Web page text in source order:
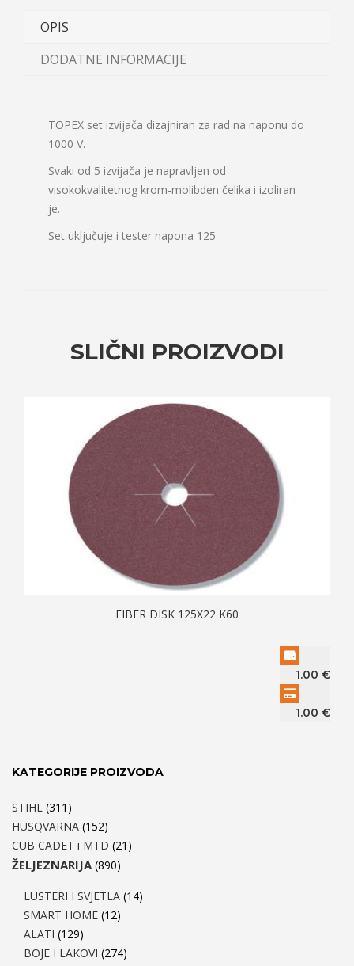
OPIS
DODATNE INFORMACIJE
TOPEX set izvijača dizajniran za rad na naponu do
1000 V.
Svaki od 5 izvijača je napravljen od
visokokvalitetnog krom-molibden čelika i izoliran
je.
Set uključuje i tester napona 125
SLIČNI PROIZVODI
FIBER DISK 125X22 K60
1.00 €
1.00 €
KATEGORIJE PROIZVODA
STIHL (311)
HUSQVARNA (152)
CUB CADET i MTD (21)
ŽELJEZNARIJA (890)
LUSTERI I SVJETLA (14)
SMART HOME (12)
ALATI (129)
BOJE I LAKOVI (274)